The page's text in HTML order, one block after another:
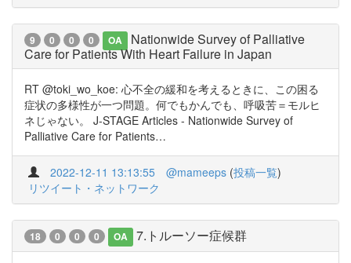
9 0 0 0 OA
Nationwide Survey of Palliative
Care for Patients With Heart Failure in Japan
RT @toki_wo_koe: 心不全の緩和を考えるときに、この困る
症状の多様性が一つ問題。何でもかんでも、呼吸苦＝モルヒ
ネじゃない。 J-STAGE Articles - Nationwide Survey of
Palliative Care for Patients…
2022-12-11 13:13:55 @mameeps (投稿一覧)
リツイート・ネットワーク
18 0 0 0 OA 7.トルーソー症候群